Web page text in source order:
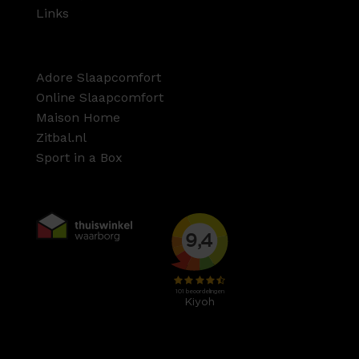
Links
Adore Slaapcomfort
Online Slaapcomfort
Maison Home
Zitbal.nl
Sport in a Box